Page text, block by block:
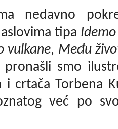
nedavno
tipa
vulkane, Među
pronašli smo
i crtača Torbena
već po